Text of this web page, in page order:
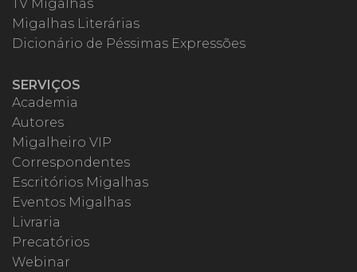
TV Migalhas
Migalhas Literárias
Dicionário de Péssimas Expressões
SERVIÇOS
Academia
Autores
Migalheiro VIP
Correspondentes
Escritórios Migalhas
Eventos Migalhas
Livraria
Precatórios
Webinar